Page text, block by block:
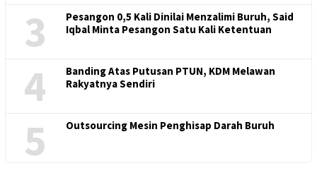
3
Pesangon 0,5 Kali Dinilai Menzalimi Buruh, Said
Iqbal Minta Pesangon Satu Kali Ketentuan
4
Banding Atas Putusan PTUN, KDM Melawan
Rakyatnya Sendiri
5 Outsourcing Mesin Penghisap Darah Buruh